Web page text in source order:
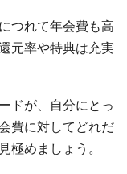
つれて年会費も高
元率や特典は充実
ドが、自分にとっ
費に対してどれだ
極めましょう。